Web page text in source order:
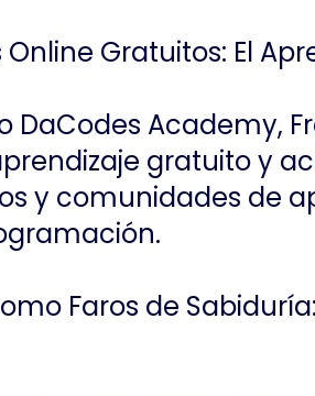
Online Gratuitos: El
DaCodes Academy,
gratuito y
y comunidades de
Faros de